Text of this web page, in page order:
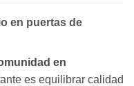
en puertas de
en
es equilibrar calidad